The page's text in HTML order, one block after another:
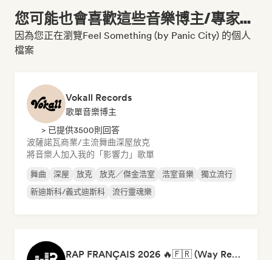
您可能也會喜歡這些音樂博主/專家...
因為您正在瀏覽Feel Something (by Panic City) 的個人
檔案
Vokall Records
歌單音樂博主
> 已提供3500則回答
波薩諾瓦商業/主流舞曲深屋放克
將音樂人加入我的「影響力」歌單
舞曲 深屋 放克 放克／傑金浩室 浩室音樂
獨立流行
新迪斯科/義式迪斯科
流行靈魂樂
RAP FRANÇAIS 2026 🔥🇫🇷 (Way Records)